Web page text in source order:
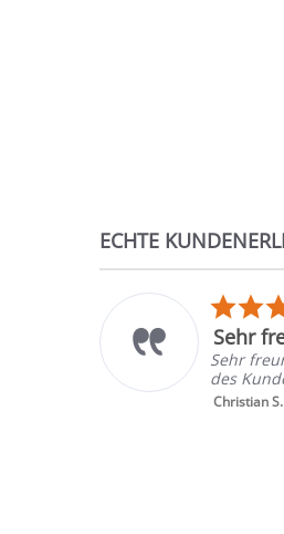
ECHTE
Reviews
Sehr
Sehr
des
Christian S.